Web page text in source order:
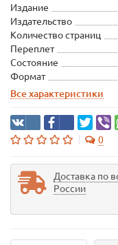
Издание
Издательство
Количество страниц
Переплет
Состояние
Формат
Все характеристики
0
Доставка по
России